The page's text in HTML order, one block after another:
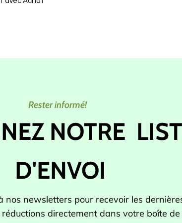
Rester informé!
NOTRE
D'ENVOI
nos newsletters pour recevoir les
directement dans votre boîte de